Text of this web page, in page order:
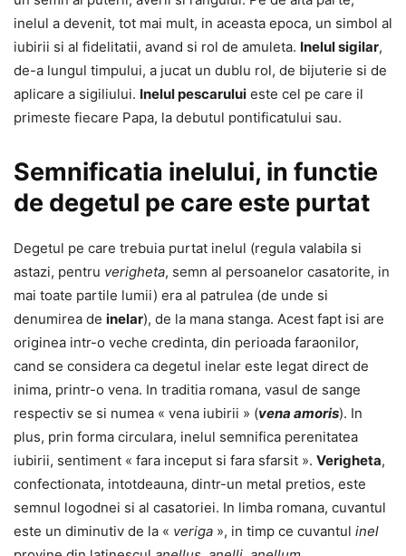
inelul a devenit, tot mai mult, in aceasta epoca, un simbol al
iubirii si al fidelitatii, avand si rol de amuleta. Inelul sigilar,
de-a lungul timpului, a jucat un dublu rol, de bijuterie si de
aplicare a sigiliului. Inelul pescarului este cel pe care il
primeste fiecare Papa, la debutul pontificatului sau.
Semnificatia inelului, in functie
de degetul pe care este purtat
Degetul pe care trebuia purtat inelul (regula valabila si
astazi, pentru verigheta, semn al persoanelor casatorite, in
mai toate partile lumii) era al patrulea (de unde si
denumirea de inelar), de la mana stanga. Acest fapt isi are
originea intr-o veche credinta, din perioada faraonilor,
cand se considera ca degetul inelar este legat direct de
inima, printr-o vena. In traditia romana, vasul de sange
respectiv se si numea « vena iubirii » (vena amoris). In
plus, prin forma circulara, inelul semnifica perenitatea
iubirii, sentiment « fara inceput si fara sfarsit ». Verigheta,
confectionata, intotdeauna, dintr-un metal pretios, este
semnul logodnei si al casatoriei. In limba romana, cuvantul
este un diminutiv de la « veriga », in timp ce cuvantul inel